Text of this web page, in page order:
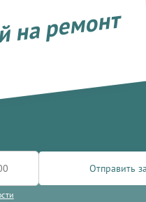
на ремонт
Отправить